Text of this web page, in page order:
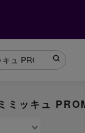
ミッキュ